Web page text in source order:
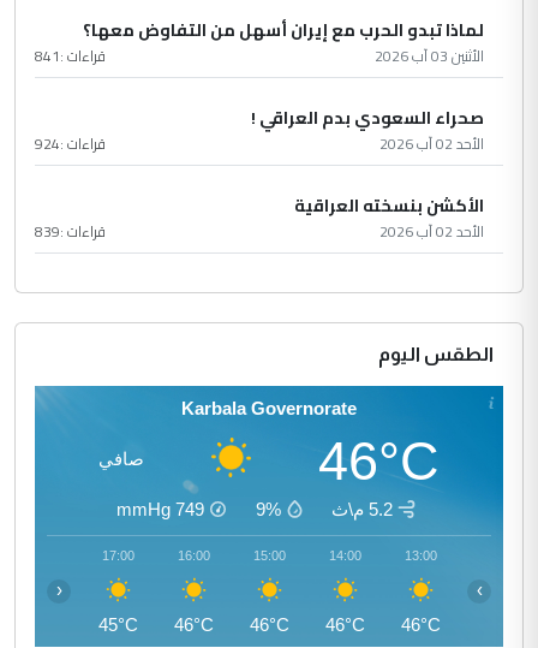
لماذا تبدو الحرب مع إيران أسهل من التفاوض معها؟
الأثنين 03 آب 2026 قراءات :841
صحراء السعودي بدم العراقي !
الأحد 02 آب 2026 قراءات :924
الأكشن بنسخته العراقية
الأحد 02 آب 2026 قراءات :839
الطقس اليوم
Karbala Governorate
46°C صافي
5.2 م\ث 9%
749
mmHg
13:00
46°C
14:00
46°C
15:00
46°C
16:00
46°C
17:00
45°C
‹ ›